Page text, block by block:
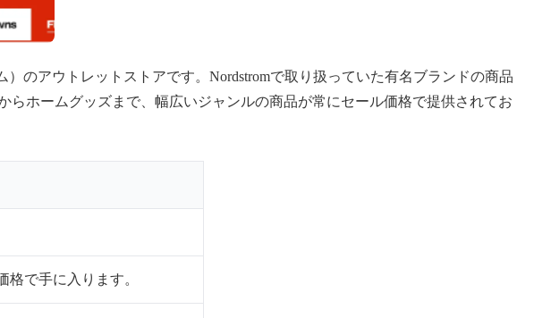
のアウトレットストアです。Nordstromで取り扱っていた有名ブランドの商品
ホームグッズまで、幅広いジャンルの商品が常にセール価格で提供されてお
で手に入ります。